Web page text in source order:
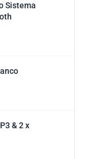
Sistema
& 2 x